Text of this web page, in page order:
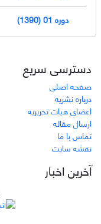
دوره 01 (1390)
دسترسی سریع
صفحه اصلی
درباره نشریه
اعضای هیات تحریریه
ارسال مقاله
تماس با ما
نقشه سایت
آخرین اخبار